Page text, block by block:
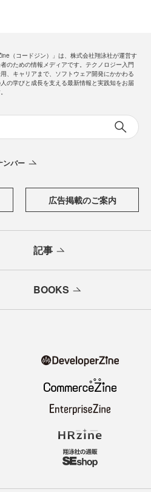
（コードジン）」は、株式会社翔泳社が運営す
のための情報メディアです。テクノロジー入門
、キャリアまで、ソフトウェア開発にかかわる
の学びと成長を支える最新情報と実践知をお届
ンバー
広告掲載のご案内
記事
BOOKS